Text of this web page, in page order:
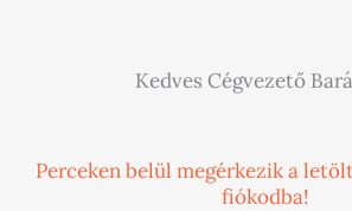
Kedves Cégvezető
Perceken belül megérkezik a
fiókodba!